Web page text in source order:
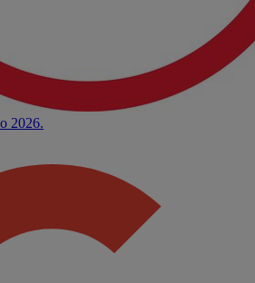
2026.